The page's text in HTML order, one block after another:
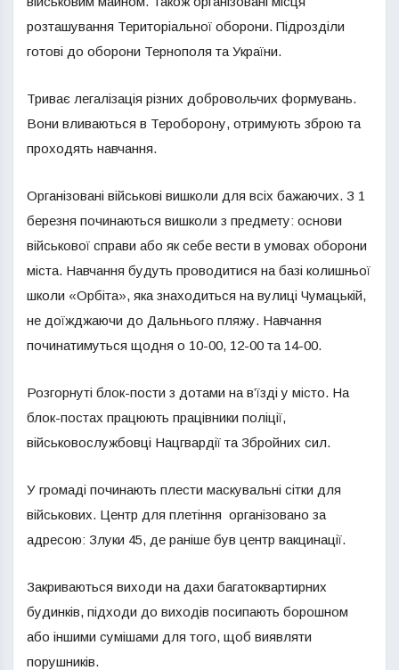
розташування Територіальної оборони. Підрозділи
готові до оборони Тернополя та України.
Триває легалізація різних добровольчих формувань.
Вони вливаються в Тероборону, отримують зброю та
проходять навчання.
Організовані військові вишколи для всіх бажаючих. З 1
березня починаються вишколи з предмету: основи
військової справи або як себе вести в умовах оборони
міста. Навчання будуть проводитися на базі колишньої
школи «Орбіта», яка знаходиться на вулиці Чумацькій,
не доїжджаючи до Дальнього пляжу. Навчання
починатимуться щодня о 10-00, 12-00 та 14-00.
Розгорнуті блок-пости з дотами на в’їзді у місто. На
блок-постах працюють працівники поліції,
військовослужбовці Нацгвардії та Збройних сил.
У громаді починають плести маскувальні сітки для
військових. Центр для плетіння організовано за
адресою: Злуки 45, де раніше був центр вакцинації.
Закриваються виходи на дахи багатоквартирних
будинків, підходи до виходів посипають борошном
або іншими сумішами для того, щоб виявляти
порушників.